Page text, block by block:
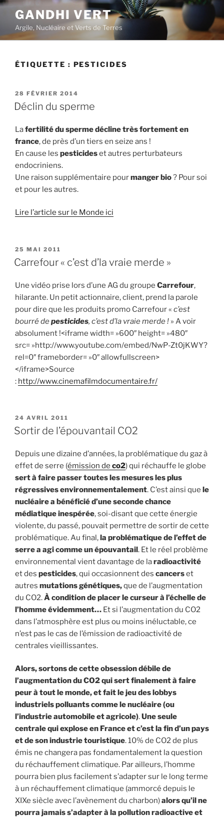
Aller
contenu
principal
GANDHI VERT
Argile, Nucléaire et Verts de Terres
ÉTIQUETTE : PESTICIDES
PUBLIÉ
LE
28 FÉVRIER 2014
Déclin du sperme
Lafertilité du sperme décline très fortement en
france, de près d’un tiers en seize ans !
En cause les pesticideset autres perturbateurs
endocriniens.
Une raison supplémentaire pourmanger bio? Pour soi
et pour les autres.
Lire l’article sur le Monde ici
PUBLIÉ
LE
25 MAI 2011
Carrefour « c’est d’la vraie merde »
Une vidéo prise lors d’une AG du groupe Carrefour,
hilarante. Un petit actionnaire, client, prend la parole
pour dire que les produits promo Carrefour « c’est
bourré depesticides, c’est d’la vraie merde ! » A voir
absolument !<iframe width= »600″ height= »480″
src= »http://www.youtube.com/embed/NwP-Zt0jKWY?
rel=0″ frameborder= »0″ allowfullscreen>
</iframe>Source
: http://www.cinemafilmdocumentaire.fr/
PUBLIÉ
LE
24 AVRIL 2011
Sortir de l’épouvantail CO2
Depuis une dizaine d’années, la problématique du gaz à
effet de serre (émission de co2) qui réchauffe le globe
sert à faire passer toutes les mesures les plus
régressives environnementalement. C’est ainsi que le
nucléaire a bénéficié d’une seconde chance
médiatique inespérée, soi-disant que cette énergie
violente, du passé, pouvait permettre de sortir de cette
problématique. Au final,la problématique de l’effet de
serre a agi comme un épouvantail. Et le réel problème
environnemental vient davantage de laradioactivité
et des pesticides, qui occasionnent des cancerset
autres mutations génétiques,que de l’augmentation
du CO2.À condition de placer le curseur à l’échelle de
l’homme évidemment… Et si l’augmentation du CO2
dans l’atmosphère est plus ou moins inéluctable, ce
n’est pas le cas de l’émission de radioactivité de
centrales vieillissantes.
Alors, sortons de cette obsession débile de
l’augmentation du CO2 qui sert finalement à faire
peur à tout le monde, et fait le jeu des lobbys
industriels polluants comme le nucléaire (ou
l’industrie automobile et agricole).Une seule
centrale qui explose en France et c’est la fin d’un pays
et de son industrie touristique. 10% de CO2 de plus
émis ne changera pas fondamentalement la question
du réchauffement climatique. Par ailleurs, l’homme
pourra bien plus facilement s’adapter sur le long terme
à un réchauffement climatique (ammorcé depuis le
XIXe siècle avec l’avènement du charbon)alors qu’il ne
pourra jamais s’adapter à la pollution radioactive et